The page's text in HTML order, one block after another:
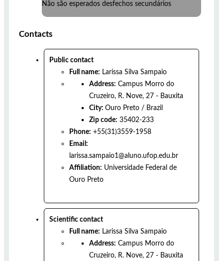
Não são esperados desfechos secundários
Contacts
Public contact
Full name: Larissa Silva Sampaio
Address: Campus Morro do
Cruzeiro, R. Nove, 27 - Bauxita
City: Ouro Preto / Brazil
Zip code: 35402-233
Phone: +55(31)3559-1958
Email:
larissa.sampaio1@aluno.ufop.edu.br
Affiliation: Universidade Federal de
Ouro Preto
Scientific contact
Full name: Larissa Silva Sampaio
Address: Campus Morro do
Cruzeiro, R. Nove, 27 - Bauxita